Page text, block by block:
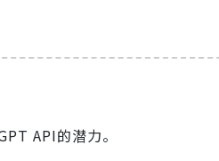
API的潜力。